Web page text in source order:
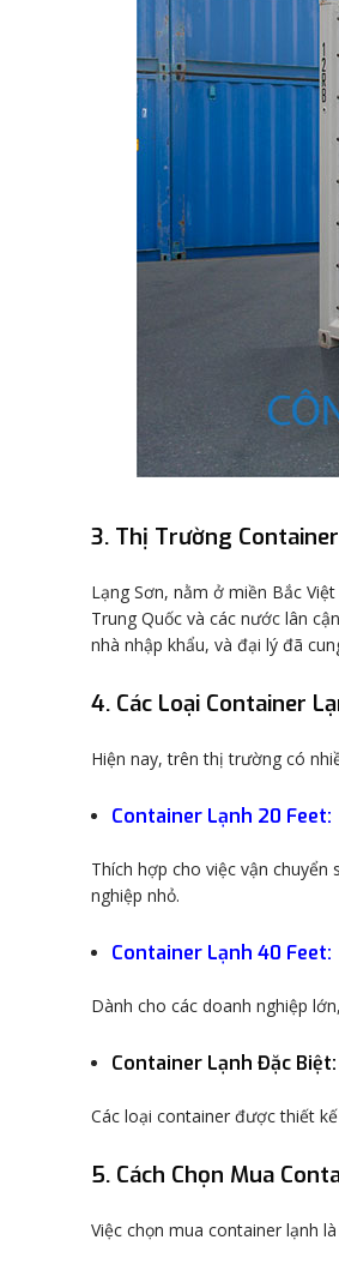
3. Thị Trường
Lạng Sơn, nằm ở miền Bắc
Trung Quốc và các nước lân
nhà nhập khẩu, và đại lý đã
4. Các Loại Container
Hiện nay, trên thị trường có
Container Lạnh 20 Feet:
Thích hợp cho việc vận
nghiệp nhỏ.
Container Lạnh 40 Feet:
Dành cho các doanh nghiệp
Container Lạnh Đặc Biệt:
Các loại container được thiết
5. Cách Chọn Mua
Việc chọn mua container lạnh